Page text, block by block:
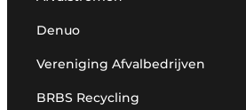
Denuo
Vereniging Afvalbedrijven
BRBS Recycling